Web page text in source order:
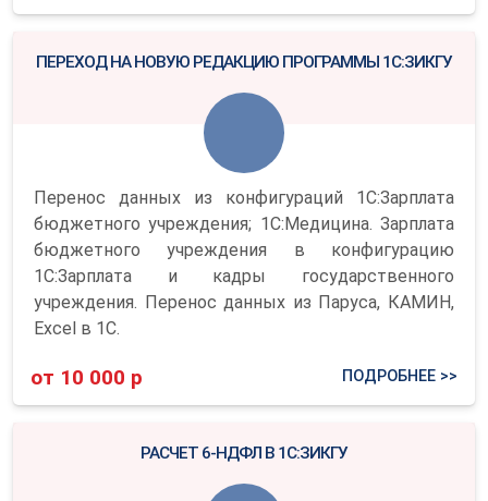
ПЕРЕХОД НА НОВУЮ РЕДАКЦИЮ ПРОГРАММЫ 1С:ЗИКГУ
Перенос данных из конфигураций 1С:Зарплата
бюджетного учреждения; 1С:Медицина. Зарплата
бюджетного учреждения в конфигурацию
1С:Зарплата и кадры государственного
учреждения. Перенос данных из Паруса, КАМИН,
Excel в 1С.
от 10 000 р ПОДРОБНЕЕ >>
РАСЧЕТ 6-НДФЛ В 1С:ЗИКГУ